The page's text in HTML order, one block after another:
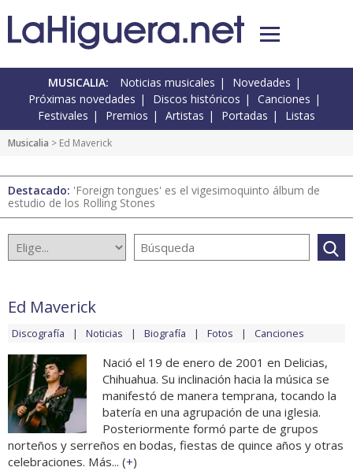
MUSICALIA: Noticias musicales
Novedades
Próximas novedades
Discos históricos
Canciones
Festivales
Premios Artistas Portadas Listas
Musicalia > Ed Maverick
Destacado: 'Foreign tongues' es el vigesimoquinto álbum de
estudio de los Rolling Stones
Ed Maverick
Discografía Noticias Biografía Fotos Canciones
Nació el 19 de enero de 2001 en Delicias,
Chihuahua. Su inclinación hacia la música se
manifestó de manera temprana, tocando la
batería en una agrupación de una iglesia.
Posteriormente formó parte de grupos
norteños y serreños en bodas, fiestas de quince años y otras
celebraciones. Más... (+)